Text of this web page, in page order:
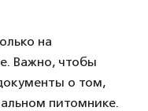
на
Важно, чтобы
о том,
питомнике.